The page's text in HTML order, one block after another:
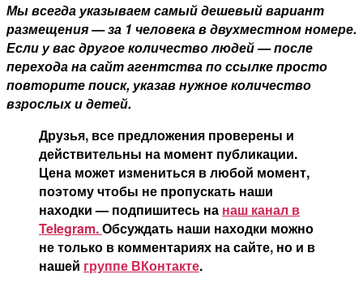
Мы всегда указываем самый дешевый вариант
размещения — за 1 человека в двухместном номере.
Если у вас другое количество людей — после
перехода на сайт агентства по ссылке просто
повторите поиск, указав нужное количество
взрослых и детей.
Друзья, все предложения проверены и
действительны на момент публикации.
Цена может измениться в любой момент,
поэтому чтобы не пропускать наши
находки — подпишитесь на наш канал в
Telegram.Обсуждать наши находки можно
не только в комментариях на сайте, но и в
нашей группе ВКонтакте.